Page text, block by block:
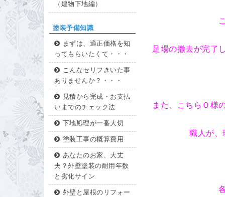
（建物下地編）
塗装予備知識
まずは、適正価格を知
ってもらいたくて・・・
こんなセリフきいた事
ありませんか？・・・
見積から完成・お支払
いまでのチェック法
下地処理が一番大切
塗装工事の概算費用
あなたのお家、大丈
夫？外壁塗装の耐用年数
と劣化サイン
外壁と屋根のリフォー
足場の撤去が完了
また、こちらＯ様
職人が、